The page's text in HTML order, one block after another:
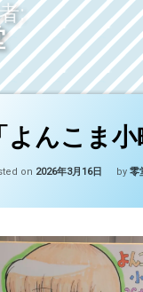
:
よんこま
on 2026年3月16日 by 零